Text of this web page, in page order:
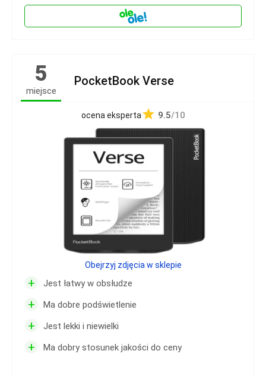
5
miejsce
PocketBook Verse
ocena eksperta 9.5/10
+ Jest łatwy w obsłudze
+ Ma dobre podświetlenie
+ Jest lekki i niewielki
+ Ma dobry stosunek jakości do ceny
Obejrzyj zdjęcia w sklepie